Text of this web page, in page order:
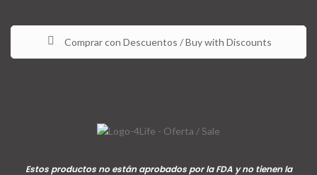
Comprar con Descuentos / Buy with Discounts
Estos productos no están aprobados por la FDA y no tienen la